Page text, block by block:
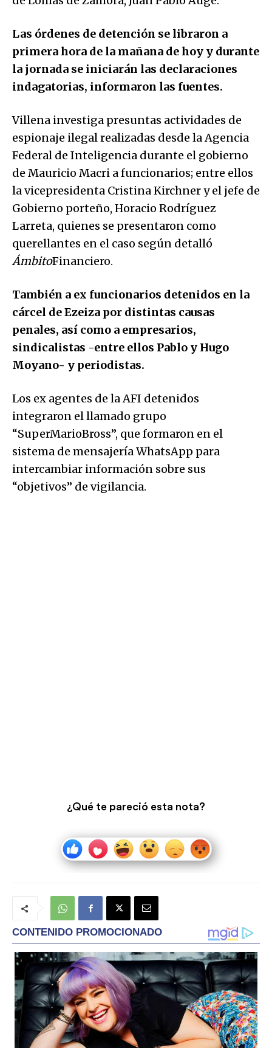
Las órdenes de detención se libraron a
primera hora de la mañana de hoy y durante
la jornada se iniciarán las declaraciones
indagatorias, informaron las fuentes.
Villena investiga presuntas actividades de
espionaje ilegal realizadas desde la Agencia
Federal de Inteligencia durante el gobierno
de Mauricio Macri a funcionarios; entre ellos
la vicepresidenta Cristina Kirchner y el jefe de
Gobierno porteño, Horacio Rodríguez
Larreta, quienes se presentaron como
querellantes en el caso según detalló
ÁmbitoFinanciero.
También a ex funcionarios detenidos en la
cárcel de Ezeiza por distintas causas
penales, así como a empresarios,
sindicalistas -entre ellos Pablo y Hugo
Moyano- y periodistas.
Los ex agentes de la AFI detenidos
integraron el llamado grupo
“SuperMarioBross”, que formaron en el
sistema de mensajería WhatsApp para
intercambiar información sobre sus
“objetivos” de vigilancia.
¿Qué te pareció esta nota?